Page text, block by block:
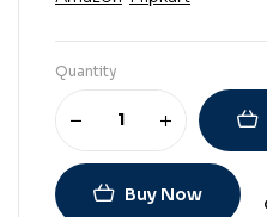
Quantity
Buy Now